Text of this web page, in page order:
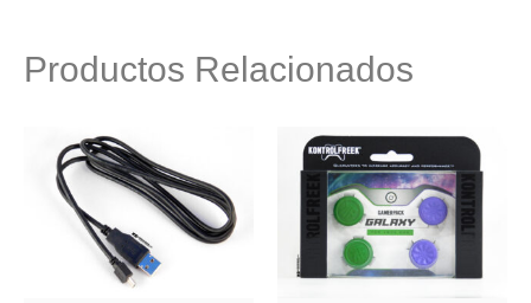
Productos Relacionados